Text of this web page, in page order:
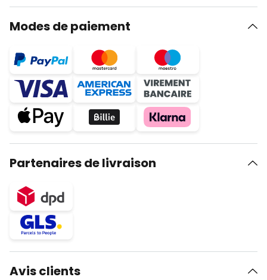
Modes de paiement
Partenaires de livraison
Avis clients